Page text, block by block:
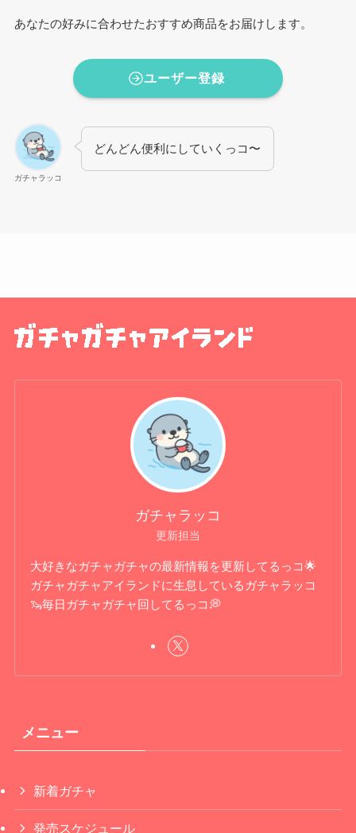
あなたの好みに合わせたおすすめ商品をお届けします。
ユーザー登録
ガチャラッコ
どんどん便利にしていくっコ〜
ガチャラッコ
更新担当
大好きなガチャガチャの最新情報を更新してるっコ🌟
ガチャガチャアイランドに生息しているガチャラッコ
🦦毎日ガチャガチャ回してるっコ💭
メニュー
新着ガチャ
発売スケジュール